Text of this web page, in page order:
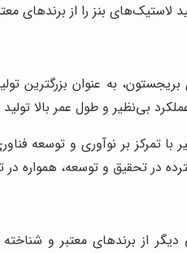
لاستیک‌های بنز را از برندهای
بی‌نظیر و طول عمر بالا
تمرکز بر نوآوری و توسعه
در تحقیق و توسعه، همواره در
دیگر از برندهای معتبر و